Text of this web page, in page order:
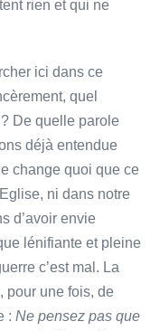
rien et qui ne
ici dans ce
quel
De quelle parole
déjà entendue
change quoi que ce
ni dans notre
d’avoir envie
lénifiante et pleine
c’est mal. La
pour une fois, de
: Ne pensez pas que